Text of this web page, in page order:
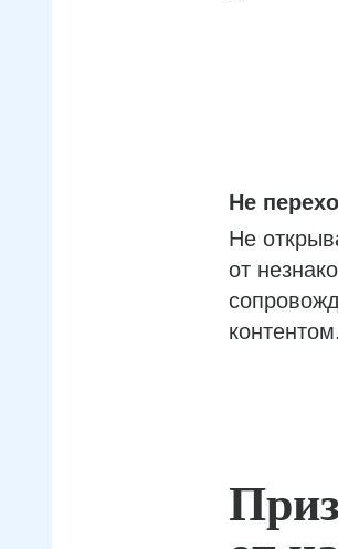
Не
Не
от
контентом.